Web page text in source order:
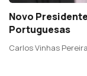
Novo
Portuguesas
Carlos Vinhas